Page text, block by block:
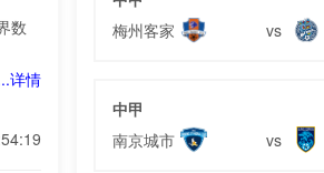
数
详情
梅州客家
vs
中甲
南京城市
vs